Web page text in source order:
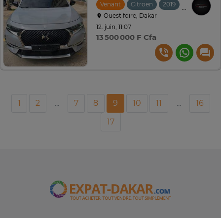
Venant Citroen 2019
Ouest foire, Dakar
12. juin, 11:07
13 500 000 F Cfa
1 2 ... 7 8 9 10 11 ...
16
17